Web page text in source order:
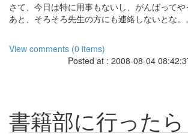
さて、今日は特に用事もないし、がんばってや
あと、そろそろ先生の方にも連絡しないとな。
View comments (0 items)
Posted at : 2008-08-04
書籍部に行ったら